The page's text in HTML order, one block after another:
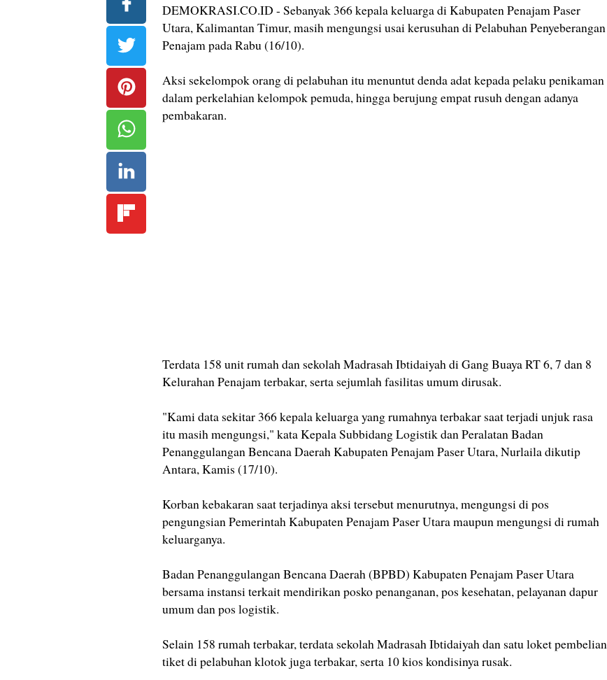
DEMOKRASI.CO.ID - Sebanyak 366 kepala keluarga di Kabupaten Penajam Paser
Utara, Kalimantan Timur, masih mengungsi usai kerusuhan di Pelabuhan Penyeberangan
Penajam pada Rabu (16/10).
Aksi sekelompok orang di pelabuhan itu menuntut denda adat kepada pelaku penikaman
dalam perkelahian kelompok pemuda, hingga berujung empat rusuh dengan adanya
pembakaran.
Terdata 158 unit rumah dan sekolah Madrasah Ibtidaiyah di Gang Buaya RT 6, 7 dan 8
Kelurahan Penajam terbakar, serta sejumlah fasilitas umum dirusak.
"Kami data sekitar 366 kepala keluarga yang rumahnya terbakar saat terjadi unjuk rasa
itu masih mengungsi," kata Kepala Subbidang Logistik dan Peralatan Badan
Penanggulangan Bencana Daerah Kabupaten Penajam Paser Utara, Nurlaila dikutip
Antara, Kamis (17/10).
Korban kebakaran saat terjadinya aksi tersebut menurutnya, mengungsi di pos
pengungsian Pemerintah Kabupaten Penajam Paser Utara maupun mengungsi di rumah
keluarganya.
Badan Penanggulangan Bencana Daerah (BPBD) Kabupaten Penajam Paser Utara
bersama instansi terkait mendirikan posko penanganan, pos kesehatan, pelayanan dapur
umum dan pos logistik.
Selain 158 rumah terbakar, terdata sekolah Madrasah Ibtidaiyah dan satu loket pembelian
tiket di pelabuhan klotok juga terbakar, serta 10 kios kondisinya rusak.